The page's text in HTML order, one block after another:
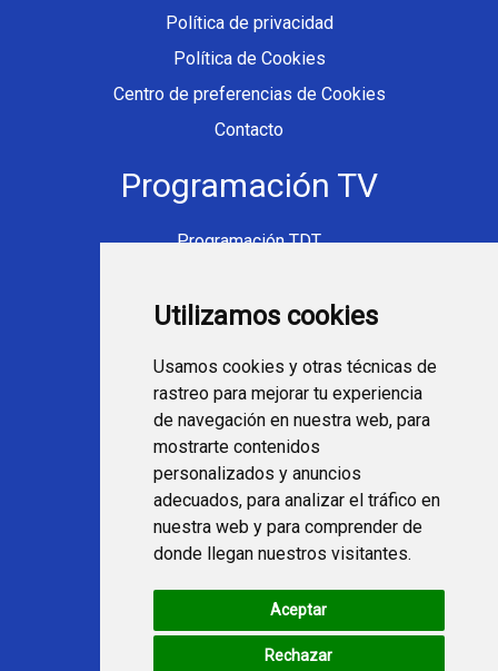
Utilizamos cookies
Usamos cookies y otras técnicas de
rastreo para mejorar tu experiencia
de navegación en nuestra web, para
mostrarte contenidos
personalizados y anuncios
adecuados, para analizar el tráfico en
nuestra web y para comprender de
donde llegan nuestros visitantes.
Aceptar
Rechazar
Política de privacidad
Política de Cookies
Centro de preferencias de Cookies
Contacto
Programación TV
Programación TDT
Ver TV Online
Fútbol en la tele
Programación en TV
Webs Programa TV
programatv.es
spaintechblog.com
Redes Sociales